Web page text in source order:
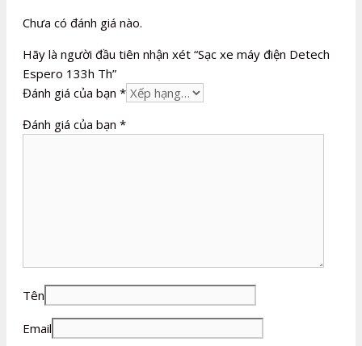
Chưa có đánh giá nào.
Hãy là người đầu tiên nhận xét “Sạc xe máy điện Detech
Espero 133h Th”
Đánh giá của bạn *
Đánh giá của bạn *
Tên
Email